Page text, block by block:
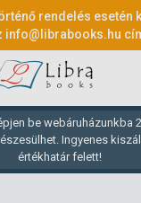
rendelés esetén
info@librabooks.hu
be webáruházunkba
Ingyenes
értékhatár felett!